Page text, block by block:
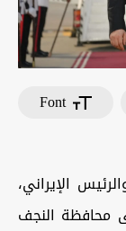
Font
الإيراني،
محافظة النجف